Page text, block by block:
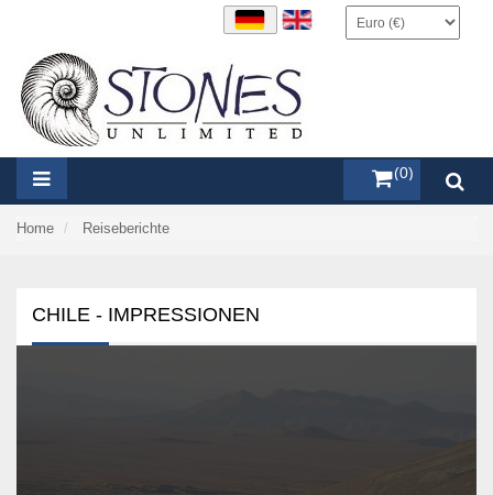
items (0)
Home Reiseberichte
CHILE - IMPRESSIONEN